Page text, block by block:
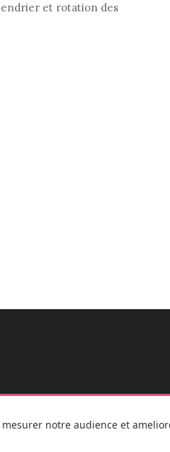
et rotation des
notre audience et